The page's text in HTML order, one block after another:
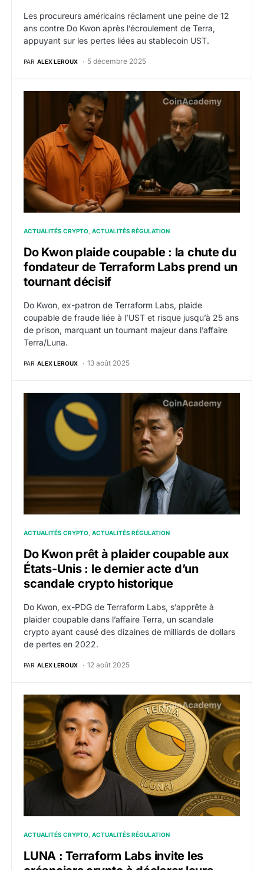
Les procureurs américains réclament une peine de 12
ans contre Do Kwon après l’écroulement de Terra,
appuyant sur les pertes liées au stablecoin UST.
PAR ALEX LEROUX 5 décembre 2025
Do Kwon plaide coupable : la chute du fondateur
ACTUALITÉS CRYPTO ACTUALITÉS RÉGULATION
Do Kwon plaide coupable : la chute du
fondateur de Terraform Labs prend un
tournant décisif
Do Kwon, ex-patron de Terraform Labs, plaide
coupable de fraude liée à l’UST et risque jusqu’à 25 ans
de prison, marquant un tournant majeur dans l’affaire
Terra/Luna.
PAR ALEX LEROUX 13 août 2025
Do Kwon prêt à plaider coupable aux États-Unis : le
ACTUALITÉS CRYPTO ACTUALITÉS RÉGULATION
Do Kwon prêt à plaider coupable aux
États-Unis : le dernier acte d’un
scandale crypto historique
Do Kwon, ex-PDG de Terraform Labs, s’apprête à
plaider coupable dans l’affaire Terra, un scandale
crypto ayant causé des dizaines de milliards de dollars
de pertes en 2022.
PAR ALEX LEROUX 12 août 2025
LUNA : Terraform Labs invite les créanciers crypto à
ACTUALITÉS CRYPTO ACTUALITÉS RÉGULATION
LUNA : Terraform Labs invite les